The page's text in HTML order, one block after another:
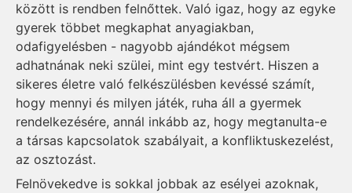
között is rendben felnőttek. Való igaz, hogy az egyke
gyerek többet megkaphat anyagiakban,
odafigyelésben - nagyobb ajándékot mégsem
adhatnának neki szülei, mint egy testvért. Hiszen a
sikeres életre való felkészülésben kevéssé számít,
hogy mennyi és milyen játék, ruha áll a gyermek
rendelkezésére, annál inkább az, hogy megtanulta-e
a társas kapcsolatok szabályait, a konfliktuskezelést,
az osztozást.
Felnövekedve is sokkal jobbak az esélyei azoknak,